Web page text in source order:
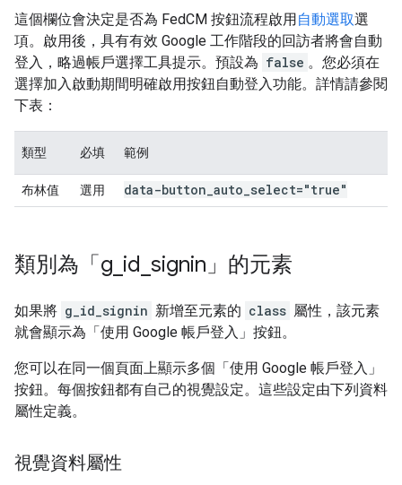
這個欄位會決定是否為 FedCM 按鈕流程啟用自動選取選
項。啟用後，具有有效 Google 工作階段的回訪者將會自動
登入，略過帳戶選擇工具提示。預設為 false 。您必須在
選擇加入啟動期間明確啟用按鈕自動登入功能。詳情請參閱
下表：
類型 必填 範例
布林值 選用 data-button auto select="true"
類別為「g id signin」的元素
如果將 g_id_signin 新增至元素的 class 屬性，該元素
就會顯示為「使用 Google 帳戶登入」按鈕。
您可以在同一個頁面上顯示多個「使用 Google 帳戶登入」
按鈕。每個按鈕都有自己的視覺設定。這些設定由下列資料
屬性定義。
視覺資料屬性